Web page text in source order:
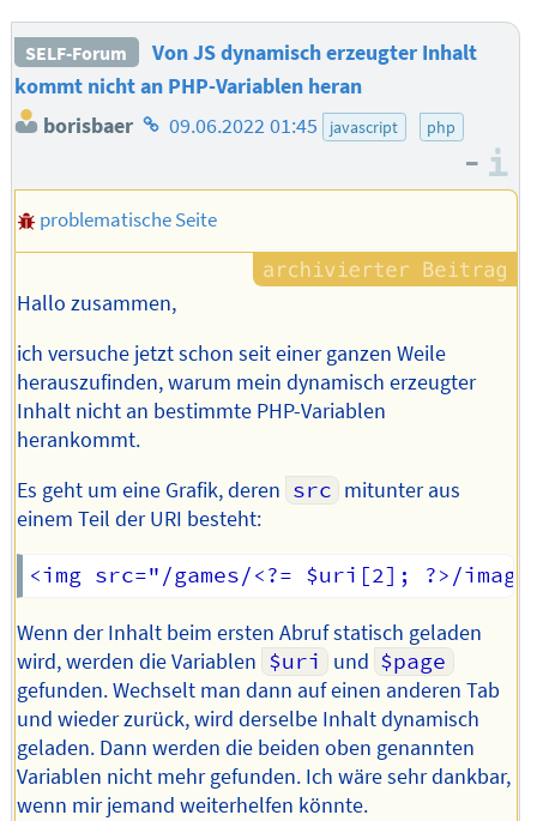
SELF-Forum
Von JS dynamisch erzeugter Inhalt
kommt nicht an PHP-Variablen heran
borisbaer Homepage
Autors
09.06.2022 01:45 javascript php
–
problematische Seite
Hallo zusammen,
ich versuche jetzt schon seit einer ganzen Weile
herauszufinden, warum mein dynamisch erzeugter
Inhalt nicht an bestimmte PHP-Variablen
herankommt.
Es geht um eine Grafik, deren src mitunter aus
einem Teil der URI besteht:
Wenn der Inhalt beim ersten Abruf statisch geladen
wird, werden die Variablen $uri und $page
gefunden. Wechselt man dann auf einen anderen Tab
und wieder zurück, wird derselbe Inhalt dynamisch
geladen. Dann werden die beiden oben genannten
Variablen nicht mehr gefunden. Ich wäre sehr dankbar,
wenn mir jemand weiterhelfen könnte.